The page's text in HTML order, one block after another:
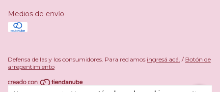
Medios de envío
Defensa de las y los consumidores. Para reclamos ingresá acá. / Botón de
arrepentimiento